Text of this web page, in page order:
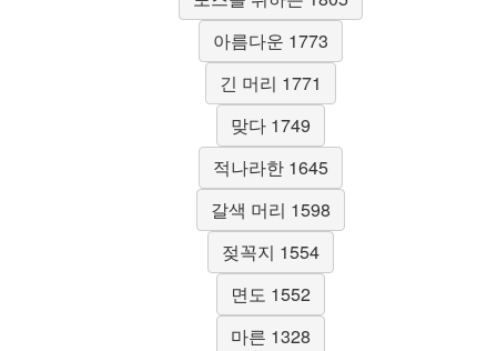
아름다운 1773
긴 머리 1771
맞다 1749
적나라한 1645
갈색 머리 1598
젖꼭지 1554
면도 1552
마른 1328